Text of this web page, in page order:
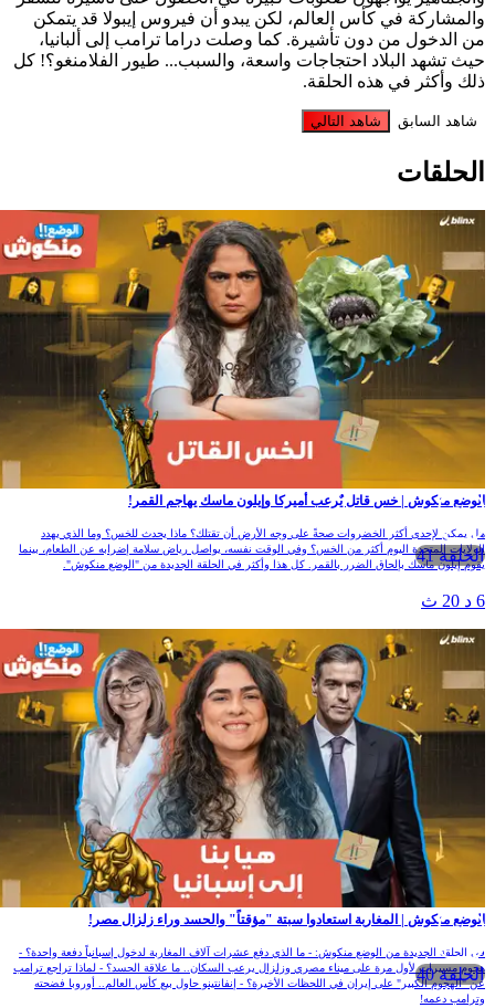
والمشاركة في كأس العالم، لكن يبدو أن فيروس إيبولا قد يتمكن
من الدخول من دون تأشيرة. كما وصلت دراما ترامب إلى ألبانيا،
حيث تشهد البلاد احتجاجات واسعة، والسبب... طيور الفلامنغو؟! كل
ذلك وأكثر في هذه الحلقة.
شاهد السابق شاهد التالي
الحلقات
الحلقة 41
الوضع منكوش | خس قاتل يٌرعب أميركا وإيلون ماسك يهاجم القمر!
هل يمكن لإحدى أكثر الخضروات صحةً على وجه الأرض أن تقتلك؟ ماذا يحدث للخس؟ وما الذي يهدد
الولايات المتحدة اليوم أكثر من الخس؟ وفي الوقت نفسه، يواصل رياض سلامة إضرابه عن الطعام، بينما
يقوم إيلون ماسك بإلحاق الضرر بالقمر. كل هذا وأكثر في الحلقة الجديدة من "الوضع منكوش".
الحلقة 40
الوضع منكوش | المغاربة استعادوا سبتة "مؤقتاً" والحسد وراء زلزال مصر!
في الحلقة الجديدة من الوضع منكوش: - ما الذي دفع عشرات آلاف المغاربة لدخول إسبانياً دفعة واحدة؟ -
هجوم مسيرات لأول مرة على ميناء مصري وزلزال يرعب السكان.. ما علاقة الحسد؟ - لماذا تراجع ترامب
عن "الهجوم الكبير" على إيران في اللحظات الأخيرة؟ - إنفانتينو حاول بيع كأس العالم.. أوروبا فضحته
وترامب دعمه!